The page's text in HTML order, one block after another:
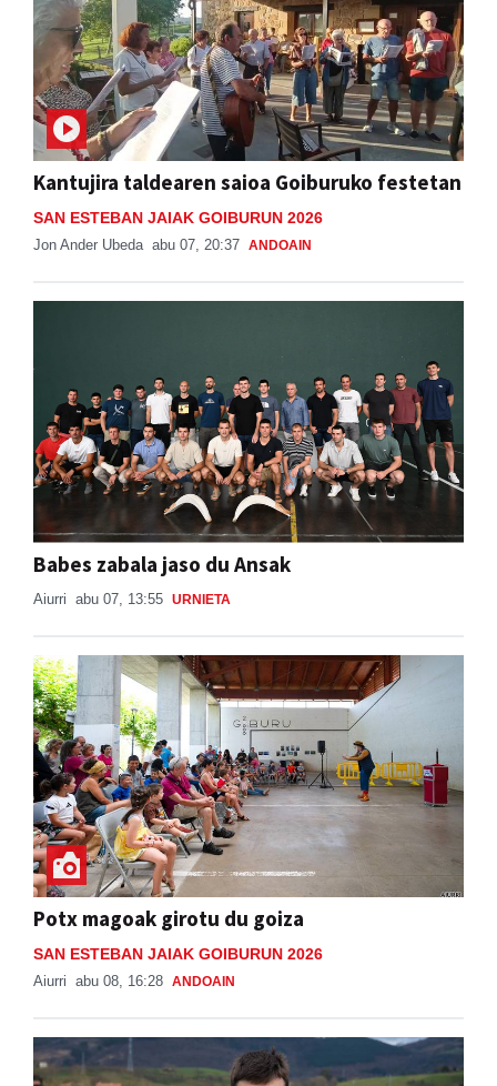
Kantujira taldearen saioa Goiburuko festetan
SAN ESTEBAN JAIAK GOIBURUN 2026
Jon Ander Ubeda abu 07, 20:37 ANDOAIN
Babes zabala jaso du Ansak
Aiurri abu 07, 13:55 URNIETA
Potx magoak girotu du goiza
SAN ESTEBAN JAIAK GOIBURUN 2026
Aiurri abu 08, 16:28 ANDOAIN